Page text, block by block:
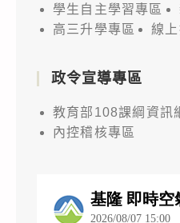
學生自主學習專區
高三升學專區
線
政令宣導專區
教育部108課綱資訊
內控稽核專區